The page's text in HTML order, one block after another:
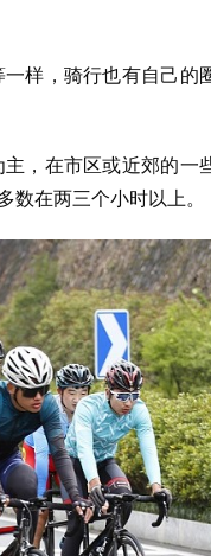
样，骑行也有自己的
，在市区或近郊的一
数在两三个小时以上。